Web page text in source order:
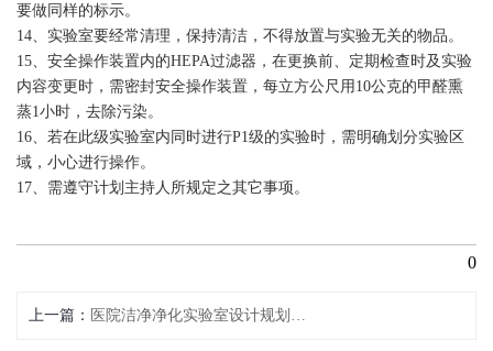
要做同样的标示。
14、实验室要经常清理，保持清洁，不得放置与实验无关的物品。
15、安全操作装置内的HEPA过滤器，在更换前、定期检查时及实验
内容变更时，需密封安全操作装置，每立方公尺用10公克的甲醛熏
蒸1小时，去除污染。
16、若在此级实验室内同时进行P1级的实验时，需明确划分实验区
域，小心进行操作。
17、需遵守计划主持人所规定之其它事项。
0
上一篇